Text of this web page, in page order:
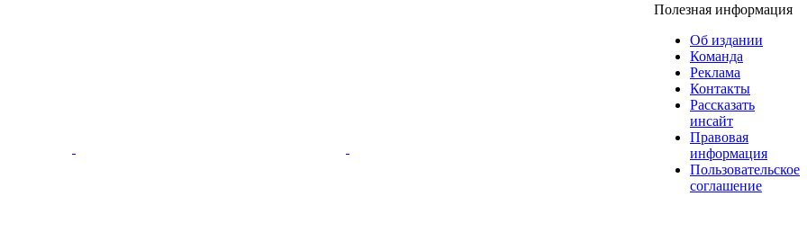
Полезная информация
Об издании
Команда
Реклама
Контакты
Рассказать
инсайт
Правовая
информация
Пользовательское
соглашение